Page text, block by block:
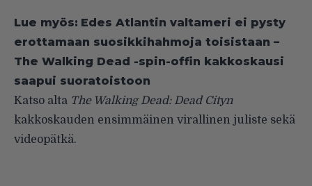
Lue myös: Edes Atlantin valtameri ei pysty
erottamaan suosikkihahmoja toisistaan –
The Walking Dead -spin-offin kakkoskausi
saapui suoratoistoon
Katso alta The Walking Dead: Dead Cityn
kakkoskauden ensimmäinen virallinen juliste sekä
videopätkä.